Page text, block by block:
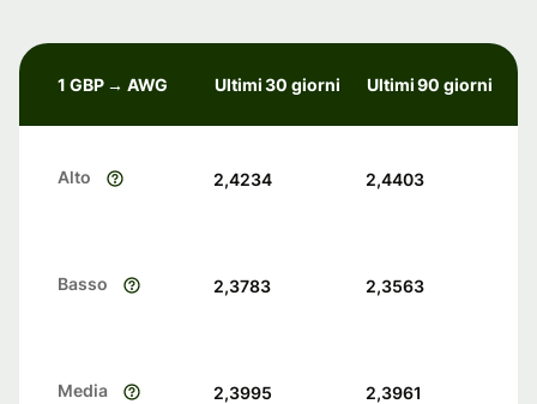
1 GBP → AWG Ultimi 30 giorni Ultimi 90 giorni
Alto 2,4234 2,4403
Basso 2,3783 2,3563
Media 2,3995 2,3961